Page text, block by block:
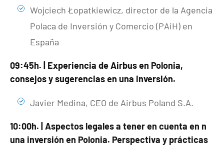
Wojciech Łopatkiewicz, director de la Agencia
Polaca de Inversión y Comercio (PAiH) en
España
09:45h. | Experiencia de Airbus en Polonia,
consejos y sugerencias en una inversión.
Javier Medina, CEO de Airbus Poland S.A.
10:00h. | Aspectos legales a tener en cuenta en n
una inversión en Polonia. Perspectiva y prácticas